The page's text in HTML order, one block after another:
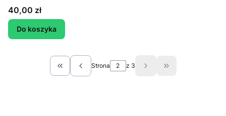
Cena
40,00 zł
Do koszyka
Wróć do pierwszej strony z produktami
Strona z 3 Przejdź do